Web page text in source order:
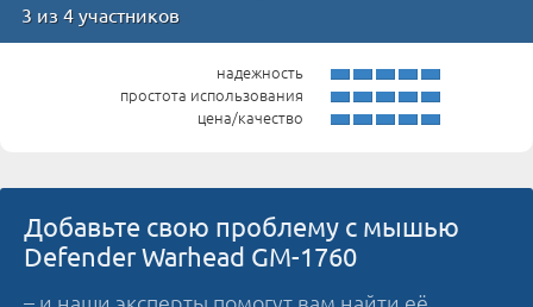
3 из 4 участников
надежность
простота использования
цена/качество
Добавьте свою проблему с мышью
Defender Warhead GM-1760
– и наши эксперты помогут вам найти её